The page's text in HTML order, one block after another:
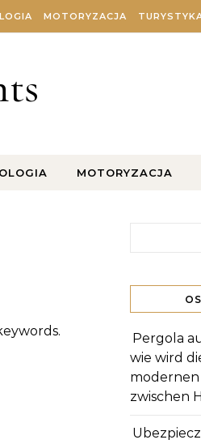
MOTORYZACJA
MOTORYZACJA
Pergola
wie wird
zwischen